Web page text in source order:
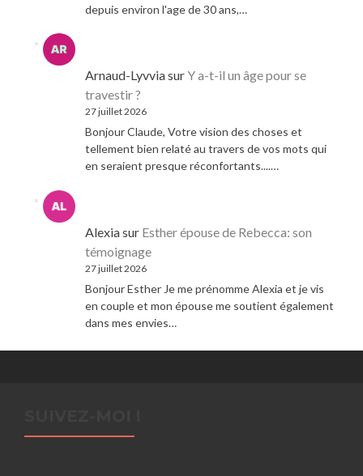
depuis environ l'age de 30 ans,…
Arnaud-LyvviasurY a-t-il un âge pour se
travestir ?
27 juillet 2026
Bonjour Claude, Votre vision des choses et
tellement bien relaté au travers de vos mots qui
en seraient presque réconfortants....…
Alexiasur Esther épouse de Rebecca: son
témoignage
27 juillet 2026
Bonjour Esther Je me prénomme Alexia et je vis
en couple et mon épouse me soutient également
dans mes envies…